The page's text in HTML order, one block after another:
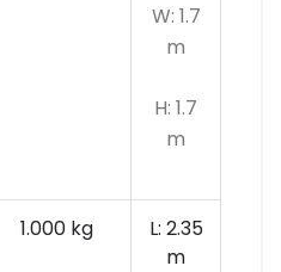
W: 1.7
m
H: 1.7
m
1.000 kg
L: 2.35
m